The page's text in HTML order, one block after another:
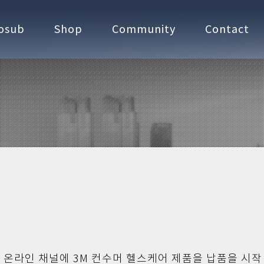
Shop Community Contact
라인 채널에 3M 컨수머 헬스케어 제품을 납품을 시작